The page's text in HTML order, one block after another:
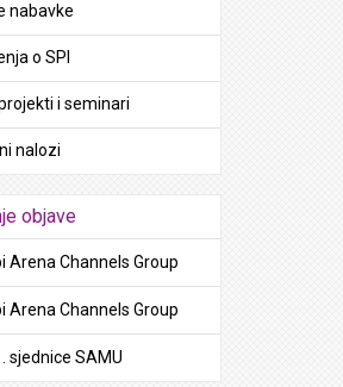
nabavke
o SPI
i seminari
nalozi
objave
Arena Channels Group
Arena Channels Group
sjednice SAMU